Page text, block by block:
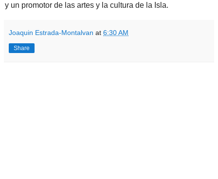
y un promotor de las artes y la cultura de la Isla.
Joaquin Estrada-Montalvan at 6:30 AM
Share